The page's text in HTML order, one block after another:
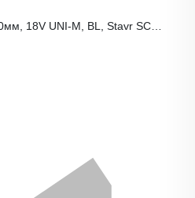
18V UNI-M, BL, Stavr SCW